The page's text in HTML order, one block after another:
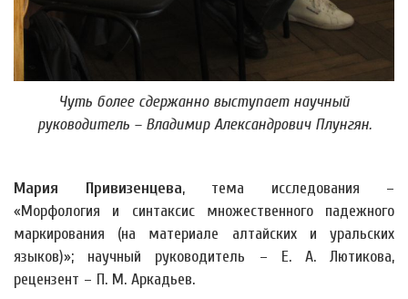
Чуть более сдержанно выступает научный
руководитель – Владимир Александрович Плунгян.
Мария Привизенцева, тема исследования –
«Морфология и синтаксис множественного падежного
маркирования (на материале алтайских и уральских
языков)»; научный руководитель – Е. А. Лютикова,
рецензент – П. М. Аркадьев.